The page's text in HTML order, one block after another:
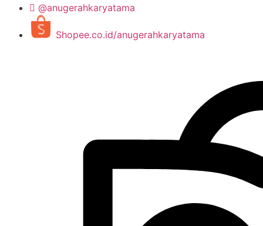
@anugerahkaryatama
Shopee.co.id/anugerahkaryatama